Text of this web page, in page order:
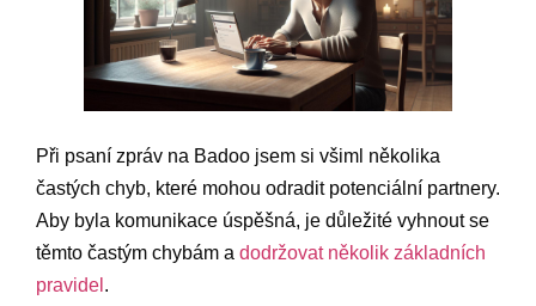
Při psaní zpráv na Badoo jsem si všiml několika
častých chyb, které mohou odradit potenciální partnery.
Aby byla komunikace úspěšná, je důležité vyhnout se
těmto častým chybám a dodržovat několik základních
pravidel .